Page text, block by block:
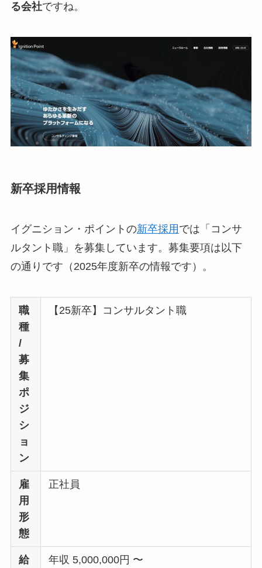
る会社ですね。
新卒採用情報
イグニション・ポイントの新卒採用 では「コンサ
ルタント職」を募集しています。募集要項は以下
の通りです（2025年度新卒の情報です）。
職
種
/
募
集
ポ
ジ
シ
ョ
ン
【25新卒】コンサルタント職
雇
用
形
態
正社員
給
年収 5,000,000円 〜